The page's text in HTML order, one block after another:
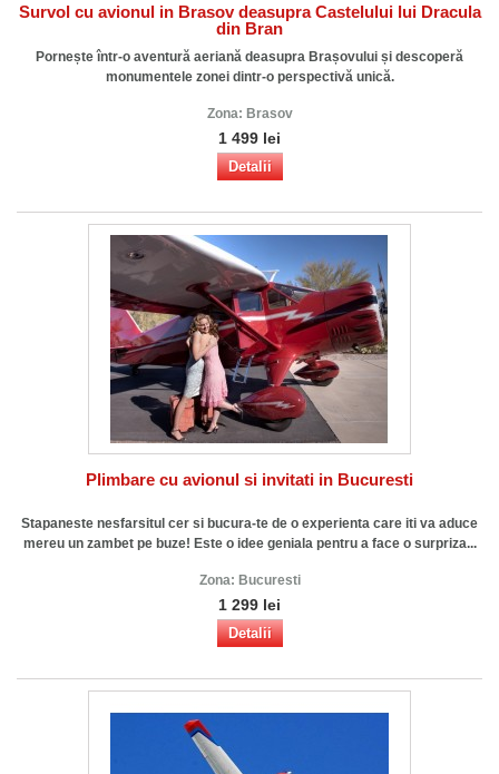
Survol cu avionul in Brasov deasupra Castelului lui Dracula
din Bran
Pornește într-o aventură aeriană deasupra Brașovului și descoperă
monumentele zonei dintr-o perspectivă unică.
Zona: Brasov
1 499 lei
Detalii
Plimbare cu avionul si invitati in Bucuresti
Stapaneste nesfarsitul cer si bucura-te de o experienta care iti va aduce
mereu un zambet pe buze! Este o idee geniala pentru a face o surpriza...
Zona: Bucuresti
1 299 lei
Detalii